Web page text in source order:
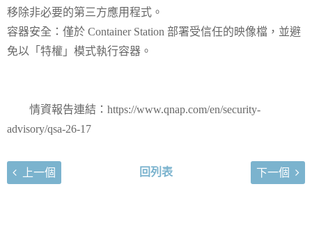
移除非必要的第三方應用程式。
容器安全：僅於 Container Station 部署受信任的映像檔，並避
免以「特權」模式執行容器。
情資報告連結：https://www.qnap.com/en/security-
advisory/qsa-26-17
上一個 回列表 下一個